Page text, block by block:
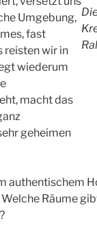
Umgebung,
fast
reisten wir in
wiederum
macht das
geheimen
authentischem
Räume